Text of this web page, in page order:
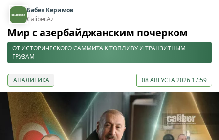
Бабек Керимов
Caliber.Az
Мир с азербайджанским почерком
ОТ ИСТОРИЧЕСКОГО САММИТА К ТОПЛИВУ И ТРАНЗИТНЫМ
ГРУЗАМ
АНАЛИТИКА 08 АВГУСТА 2026 17:59